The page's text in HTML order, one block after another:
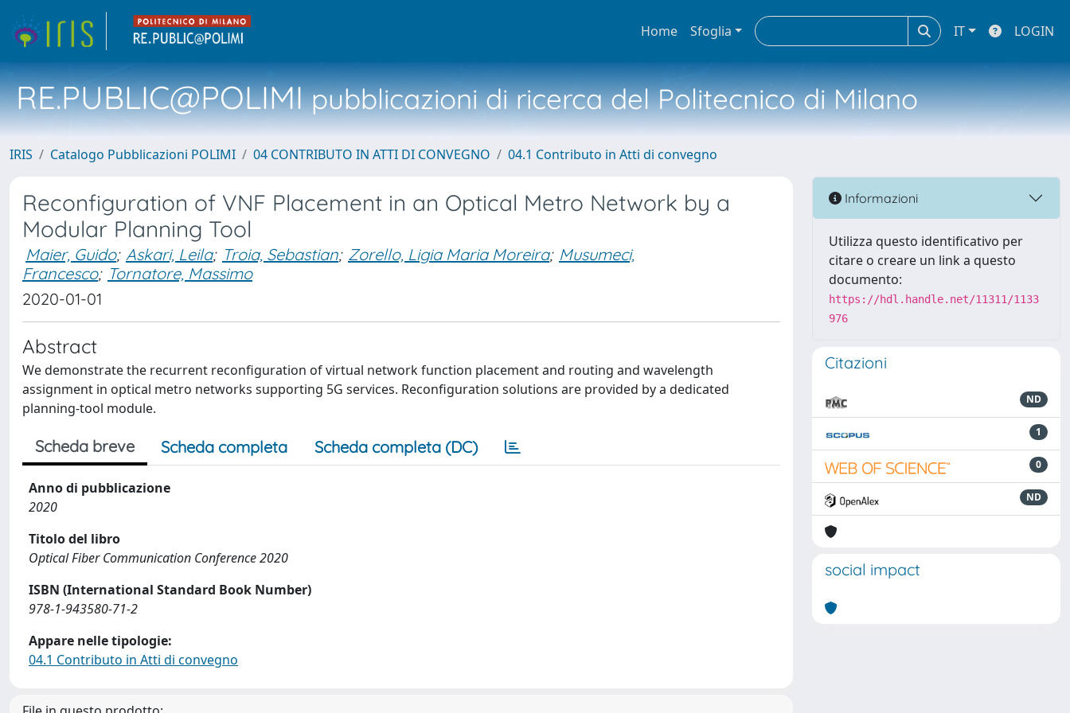
Home Sfoglia IT LOGIN
RE.PUBLIC@POLIMIpubblicazioni di ricerca del Politecnico di Milano
IRIS Catalogo Pubblicazioni POLIMI 04 CONTRIBUTO IN ATTI DI CONVEGNO 04.1 Contributo in Atti di convegno
Reconfiguration of VNF Placement in an Optical Metro Network by a
Modular Planning Tool
Maier, Guido; Askari, Leila; Troia, Sebastian; Zorello, Ligia Maria Moreira; Musumeci,
Francesco; Tornatore, Massimo
2020-01-01
Abstract
We demonstrate the recurrent reconfiguration of virtual network function placement and routing and wavelength
assignment in optical metro networks supporting 5G services. Reconfiguration solutions are provided by a dedicated
planning-tool module.
Scheda breve Scheda completa Scheda completa (DC)
Anno di pubblicazione
2020
Titolo del libro
Optical Fiber Communication Conference 2020
ISBN (International Standard Book Number)
978-1-943580-71-2
Appare nelle tipologie:
04.1 Contributo in Atti di convegno
Informazioni
Utilizza questo identificativo per
citare o creare un link a questo
documento:
https://hdl.handle.net/11311/1133
976
Citazioni
ND
1
0
ND
social impact